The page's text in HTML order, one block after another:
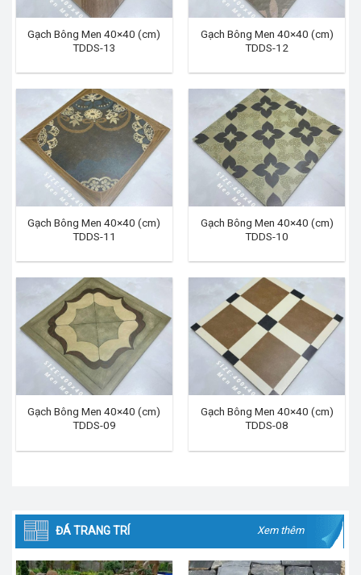
Gạch Bông Men 40×40 (cm)
TDDS-13
Gạch Bông Men 40×40 (cm)
TDDS-12
Gạch Bông Men 40×40 (cm)
TDDS-11
Gạch Bông Men 40×40 (cm)
TDDS-10
Gạch Bông Men 40×40 (cm)
TDDS-09
Gạch Bông Men 40×40 (cm)
TDDS-08
ĐÁ TRANG TRÍ Xem thêm